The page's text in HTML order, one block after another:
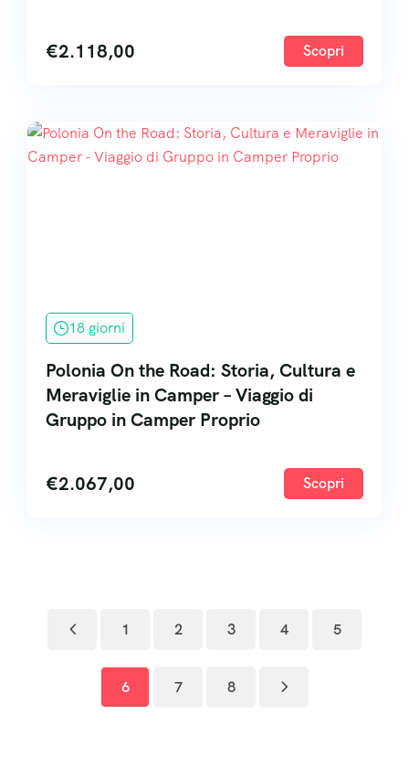
€2.118,00 Scopri
18 giorni
Polonia On the Road: Storia, Cultura e
Meraviglie in Camper – Viaggio di
Gruppo in Camper Proprio
€2.067,00 Scopri
1 2 3 4 5
6 7 8